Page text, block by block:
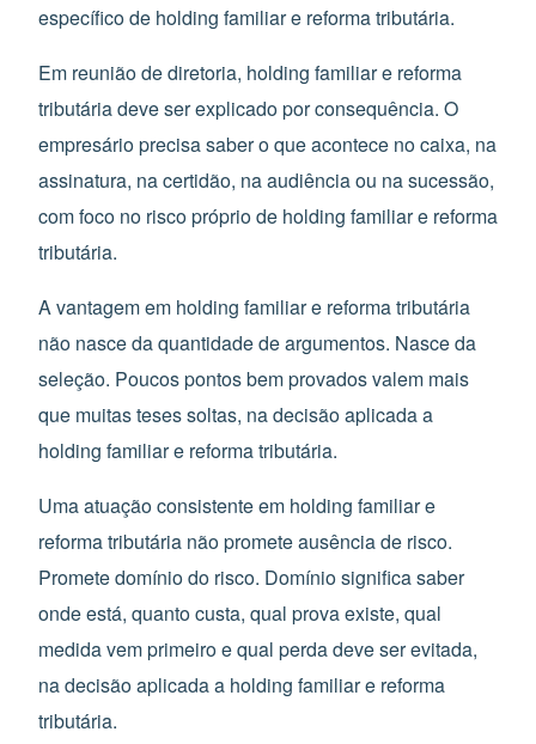
específico de holding familiar e reforma tributária.
Em reunião de diretoria, holding familiar e reforma
tributária deve ser explicado por consequência. O
empresário precisa saber o que acontece no caixa, na
assinatura, na certidão, na audiência ou na sucessão,
com foco no risco próprio de holding familiar e reforma
tributária.
A vantagem em holding familiar e reforma tributária
não nasce da quantidade de argumentos. Nasce da
seleção. Poucos pontos bem provados valem mais
que muitas teses soltas, na decisão aplicada a
holding familiar e reforma tributária.
Uma atuação consistente em holding familiar e
reforma tributária não promete ausência de risco.
Promete domínio do risco. Domínio significa saber
onde está, quanto custa, qual prova existe, qual
medida vem primeiro e qual perda deve ser evitada,
na decisão aplicada a holding familiar e reforma
tributária.